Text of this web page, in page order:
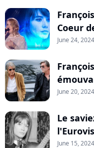
Coeur
June 24, 2024
June 20, 2024
Le
June 15, 2024